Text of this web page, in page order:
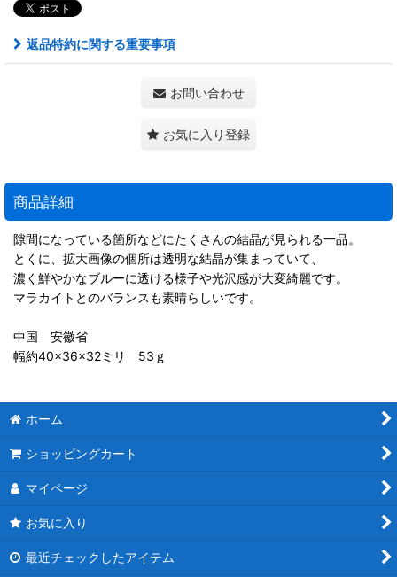
返品特約に関する重要事項
お問い合わせ
お気に入り登録
商品詳細
隙間になっている箇所などにたくさんの結晶が見られる一品。
とくに、拡大画像の個所は透明な結晶が集まっていて、
濃く鮮やかなブルーに透ける様子や光沢感が大変綺麗です。
マラカイトとのバランスも素晴らしいです。
中国 安徽省
幅約40×36×32ミリ 53ｇ
ホーム
ショッピングカート
マイページ
お気に入り
最近チェックしたアイテム